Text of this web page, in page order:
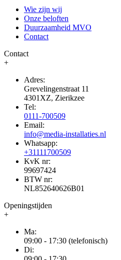
Wie zijn wij
Onze beloften
Duurzaamheid MVO
Contact
Contact
+
Adres:
Grevelingenstraat 11
4301XZ, Zierikzee
Tel:
0111-700509
Email:
info@media-installaties.nl
Whatsapp:
+31111700509
KvK nr:
99697424
BTW nr:
NL852640626B01
Openingstijden
+
Ma:
09:00 - 17:30 (telefonisch)
Di: